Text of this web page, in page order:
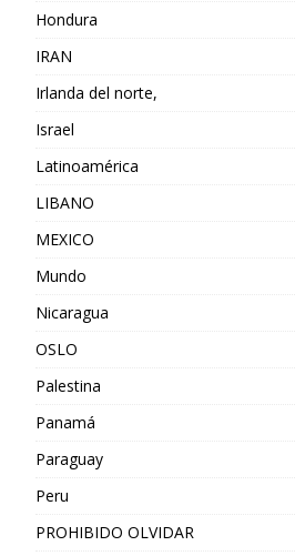
Hondura
IRAN
Irlanda del norte,
Israel
Latinoamérica
LIBANO
MEXICO
Mundo
Nicaragua
OSLO
Palestina
Panamá
Paraguay
Peru
PROHIBIDO OLVIDAR